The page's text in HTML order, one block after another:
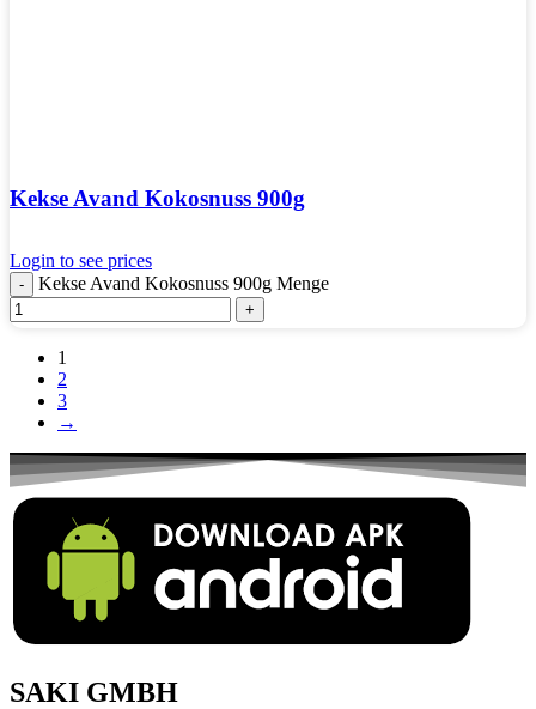
Kekse Avand Kokosnuss 900g
Login to see prices
Kekse Avand Kokosnuss 900g Menge
1
2
3
→
SAKI GMBH